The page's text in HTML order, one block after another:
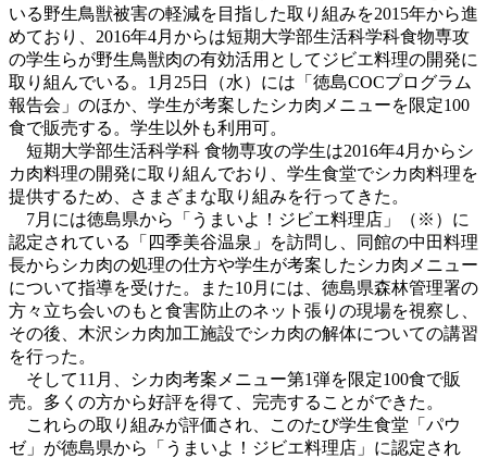
いる野生鳥獣被害の軽減を目指した取り組みを2015年から進
めており、2016年4月からは短期大学部生活科学科食物専攻
の学生らが野生鳥獣肉の有効活用としてジビエ料理の開発に
取り組んでいる。1月25日（水）には「徳島COCプログラム
報告会」のほか、学生が考案したシカ肉メニューを限定100
食で販売する。学生以外も利用可。
短期大学部生活科学科 食物専攻の学生は2016年4月からシ
カ肉料理の開発に取り組んでおり、学生食堂でシカ肉料理を
提供するため、さまざまな取り組みを行ってきた。
7月には徳島県から「うまいよ！ジビエ料理店」（※）に
認定されている「四季美谷温泉」を訪問し、同館の中田料理
長からシカ肉の処理の仕方や学生が考案したシカ肉メニュー
について指導を受けた。また10月には、徳島県森林管理署の
方々立ち会いのもと食害防止のネット張りの現場を視察し、
その後、木沢シカ肉加工施設でシカ肉の解体についての講習
を行った。
そして11月、シカ肉考案メニュー第1弾を限定100食で販
売。多くの方から好評を得て、完売することができた。
これらの取り組みが評価され、このたび学生食堂「パウ
ゼ」が徳島県から「うまいよ！ジビエ料理店」に認定され